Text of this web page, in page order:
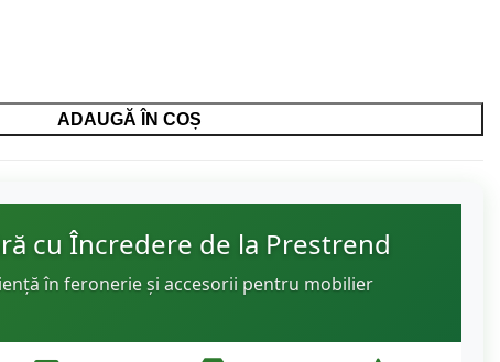
ADAUGĂ ÎN COȘ
cu Încredere de la Prestrend
în feronerie și accesorii pentru mobilier